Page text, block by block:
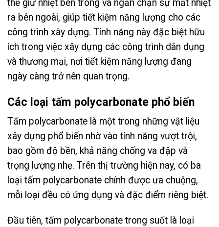
thể giữ nhiệt bên trong và ngăn chặn sự mất nhiệt
ra bên ngoài, giúp tiết kiệm năng lượng cho các
công trình xây dựng. Tính năng này đặc biệt hữu
ích trong việc xây dựng các công trình dân dụng
và thương mại, nơi tiết kiệm năng lượng đang
ngày càng trở nên quan trọng.
Các loại tấm polycarbonate phổ biến
Tấm polycarbonate là một trong những vật liệu
xây dựng phổ biến nhờ vào tính năng vượt trội,
bao gồm độ bền, khả năng chống va đập và
trọng lượng nhẹ. Trên thị trường hiện nay, có ba
loại tấm polycarbonate chính được ưa chuộng,
mỗi loại đều có ứng dụng và đặc điểm riêng biệt.
Đầu tiên, tấm polycarbonate trong suốt là loại